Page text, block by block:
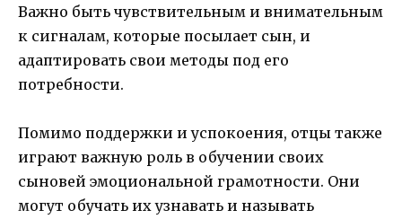
Важно быть чувствительным и внимательным
к сигналам, которые посылает сын, и
адаптировать свои методы под его
потребности.
Помимо поддержки и успокоения, отцы также
играют важную роль в обучении своих
сыновей эмоциональной грамотности. Они
могут обучать их узнавать и называть